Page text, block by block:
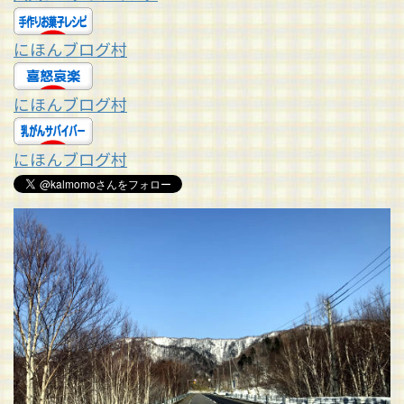
にほんブログ村
にほんブログ村
にほんブログ村